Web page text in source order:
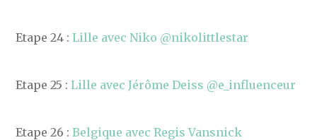
Etape 24 :Lille avec Niko @nikolittlestar
Etape 25 :Lille avec Jérôme Deiss @e_influenceur
Etape 26 :Belgique avec Regis Vansnick